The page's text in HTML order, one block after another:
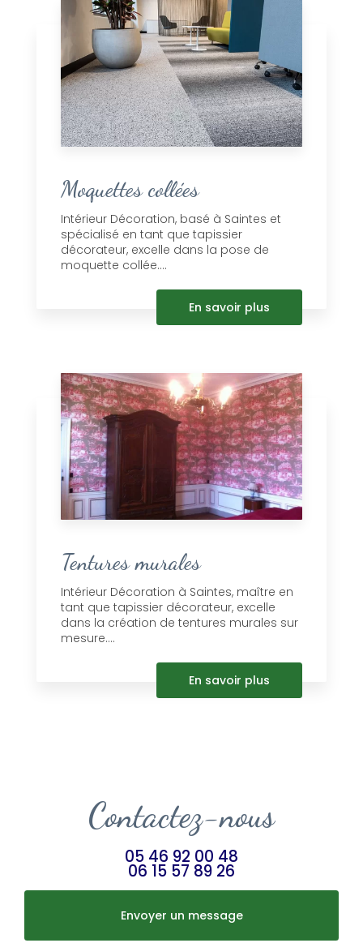
Moquettes collées
Intérieur Décoration, basé à Saintes et
spécialisé en tant que tapissier
décorateur, excelle dans la pose de
moquette collée....
En savoir plus
Tentures murales
Intérieur Décoration à Saintes, maître en
tant que tapissier décorateur, excelle
dans la création de tentures murales sur
mesure....
En savoir plus
Contactez-nous
05 46 92 00 48
06 15 57 89 26
Envoyer un message